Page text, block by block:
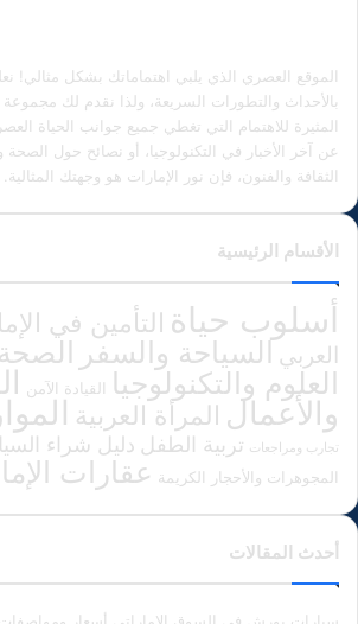
الموقع العصري الذي يلبي اهتماماتك بشكل مثالي!
بالأحداث والتطورات السريعة، ولذا نقدم لك
المثيرة للاهتمام التي تغطي جميع جوانب الحياة
عن آخر الأخبار في التكنولوجيا، أو نصائح حول
الثقافة والفنون، فإن نور الإمارات هو وجهتك المثالية.
الأقسام الرئيسية
أسلوب حياة التأمين في
العربي السياحة والسفر
العلوم والتكنولوجيا
القيادة الآمن
والأعمال المرأة العربية
تجارب ومراجعات تربية الطفل دليل شراء
المجوهرات والأحجار الكريمة عقارات
أحدث المقالات